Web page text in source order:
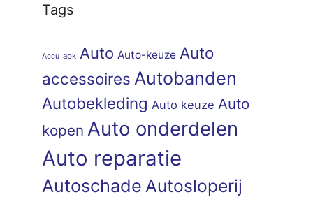
Tags
Accu apk Auto Auto-keuze Auto
accessoires Autobanden
Autobekleding Auto keuze Auto
kopen Auto onderdelen
Auto reparatie
Autoschade Autosloperij